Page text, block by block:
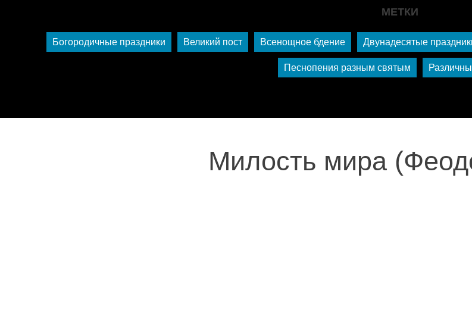
МЕТКИ
Богородичные праздники Великий пост Всенощное бдение Двунадесятые
Песнопения разным святым
Милость мира